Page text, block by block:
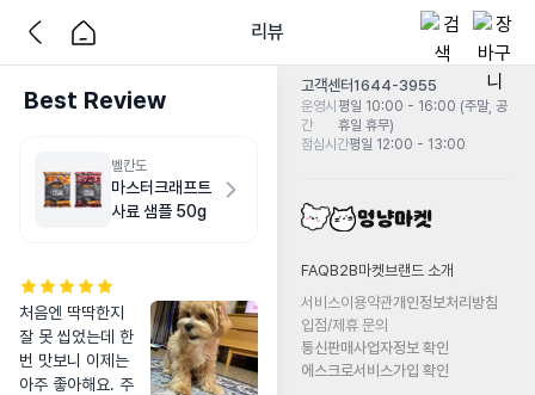
리뷰
Best Review
벨칸도
마스터크래프트
사료 샘플 50g
처음엔 딱딱한지
잘 못 씹었는데 한
번 맛보니 이제는
아주 좋아해요. 주
고객센터1644-3955
운영시
간
평일 10:00 - 16:00 (주말, 공
휴일 휴무)
점심시간평일 12:00 - 13:00
FAQB2B마켓 브랜드 소개
서비스이용약관개인정보처리방침
입점/제휴 문의
통신판매사업자정보 확인
에스크로서비스가입 확인